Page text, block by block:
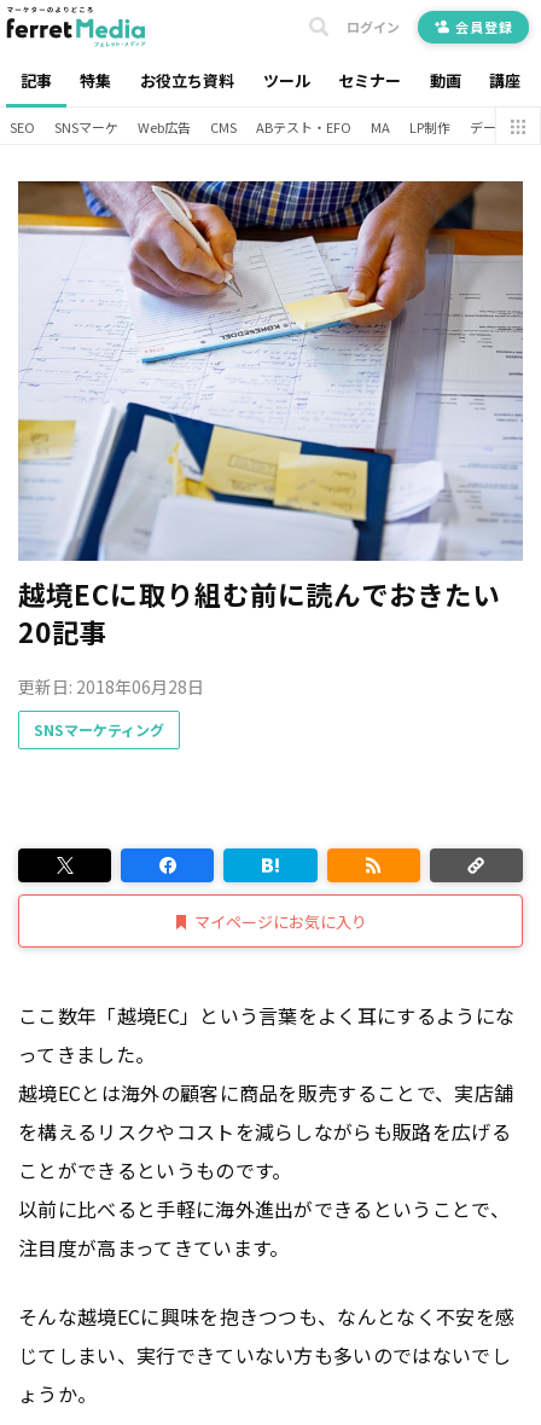
記事 特集 お役立ち資料 ツール セミナー 動画 講座
ログイン 会員登録
SEO SNSマーケ Web広告 CMS ABテスト・EFO MA LP制作 データ分析
越境ECに取り組む前に読んでおきたい
20記事
更新日: 2018年06月28日
SNSマーケティング
マイページにお気に入り
ここ数年「越境EC」という言葉をよく耳にするようにな
ってきました。
越境ECとは海外の顧客に商品を販売することで、実店舗
を構えるリスクやコストを減らしながらも販路を広げる
ことができるというものです。
以前に比べると手軽に海外進出ができるということで、
注目度が高まってきています。
そんな越境ECに興味を抱きつつも、なんとなく不安を感
じてしまい、実行できていない方も多いのではないでし
ょうか。